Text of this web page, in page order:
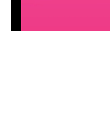
0%
0%